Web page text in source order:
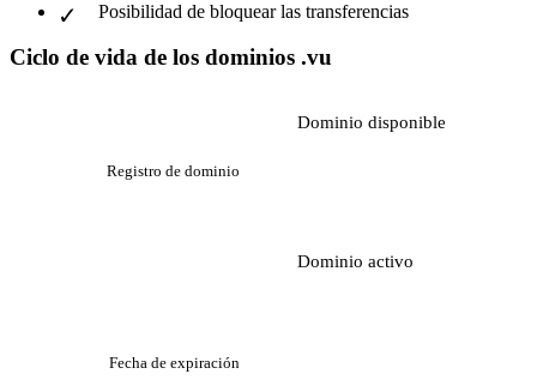
Posibilidad de bloquear las transferencias
Ciclo de vida de los dominios .vu
Dominio disponible
Registro de dominio
Dominio activo
Fecha de expiración